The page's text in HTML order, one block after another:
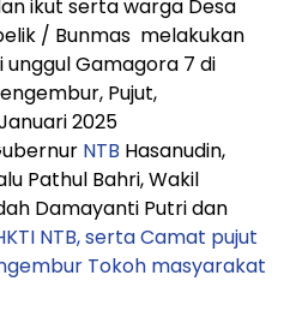
ikut serta warga Desa
/ Bunmas melakukan
Gamagora 7 di
Pujut,
2025
NTB Hasanudin,
Pathul Bahri, Wakil
Damayanti Putri dan
NTB, serta Camat pujut
Tokoh masyarakat